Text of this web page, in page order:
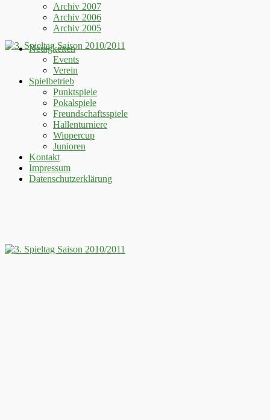
Archiv 2007
Archiv 2006
Archiv 2005
Neuigkeiten
Events
Verein
Spielbetrieb
Punktspiele
Pokalspiele
Freundschaftsspiele
Hallenturniere
Wippercup
Junioren
Kontakt
Impressum
Datenschutzerklärung